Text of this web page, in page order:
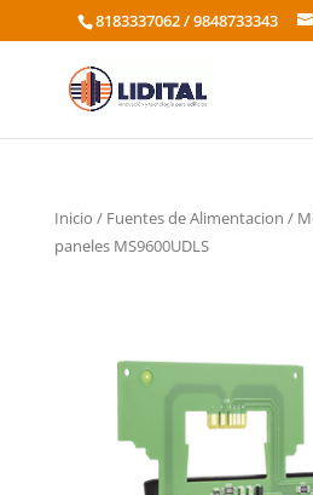
8183337062 / 9848733343
Inicio / Fuentes de Alimentacion /
paneles MS9600UDLS